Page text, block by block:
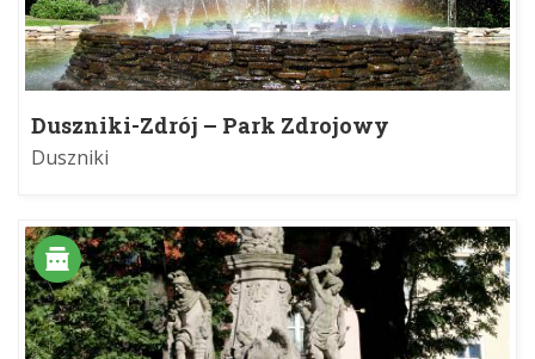
Duszniki-Zdrój – Park Zdrojowy
Duszniki